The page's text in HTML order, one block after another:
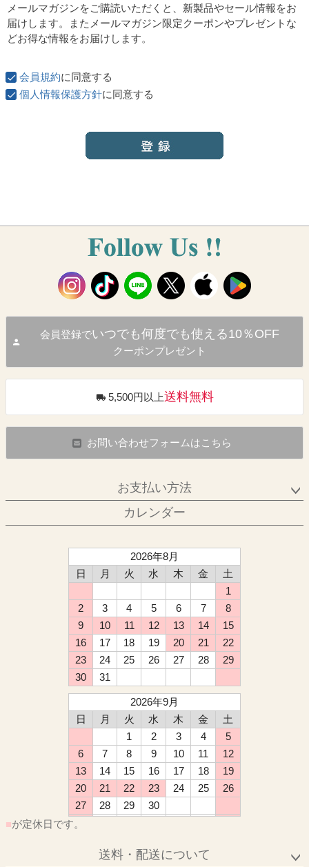
須
)
メールマガジンをご購読いただくと、新製品やセール情報をお
届けします。またメールマガジン限定クーポンやプレゼントな
どお得な情報をお届けします。
会員規約に同意する
個人情報保護方針に同意する
会員登録でいつでも何度でも使える10％OFF
クーポンプレゼント
5,500円以上送料無料
お問い合わせフォームはこちら
お支払い方法
カレンダー
2026年8月
日
月 火 水 木 金
土
1
2
3 4 5 6 7
8
9
10 11 12 13 14
15
16
17 18 19 20 21
22
23
24 25 26 27 28
29
30
31
2026年9月
日
月 火 水 木 金
土
1
2 3 4
5
6
7 8 9 10 11
12
13
14 15 16 17 18
19
20
21 22 23 24 25
26
27
28 29
30
■が定休日です。
送料・配送について